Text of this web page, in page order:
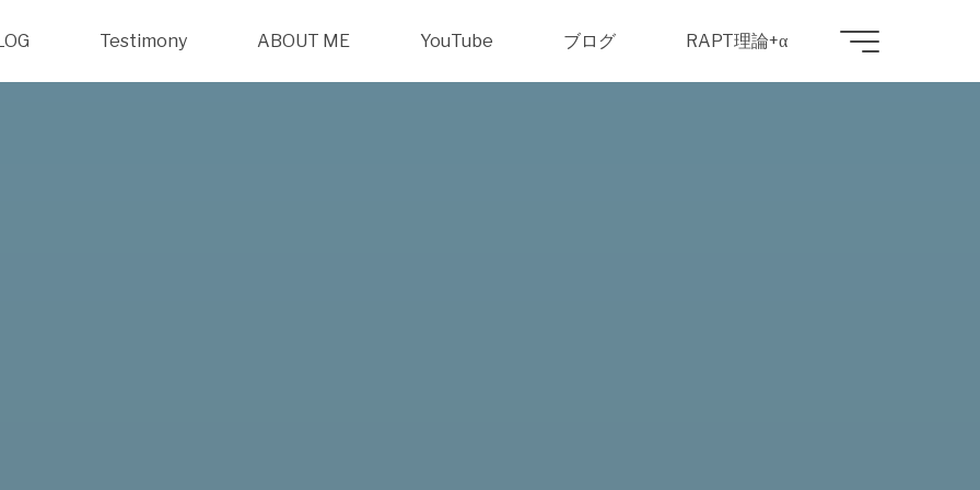
Testimony ABOUT ME YouTube ブログ RAPT理論+α